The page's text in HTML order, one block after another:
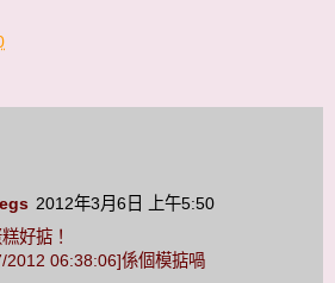
2012年3月6日 上午5:50
好掂！
2012 06:38:06]係個模掂喎